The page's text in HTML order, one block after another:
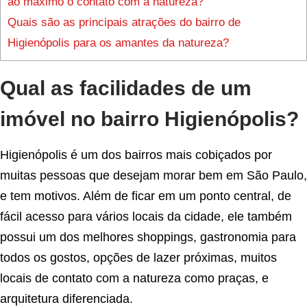
Quais são as principais atrações do bairro de
Higienópolis para os amantes da natureza?
Qual as facilidades de um
imóvel no bairro Higienópolis?
Higienópolis é um dos bairros mais cobiçados por
muitas pessoas que desejam morar bem em São Paulo,
e tem motivos. Além de ficar em um ponto central, de
fácil acesso para vários locais da cidade, ele também
possui um dos melhores shoppings, gastronomia para
todos os gostos, opções de lazer próximas, muitos
locais de contato com a natureza como praças, e
arquitetura diferenciada.